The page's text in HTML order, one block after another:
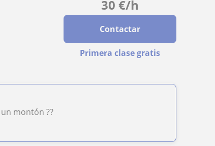
30 €/h
Contactar
Primera clase gratis
montón ??